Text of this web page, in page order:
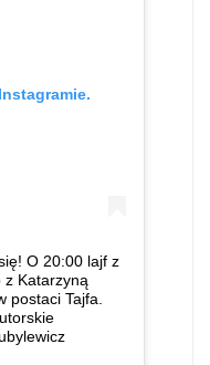
O 20:00 lajf z
z Katarzyną
postaci Tajfa.